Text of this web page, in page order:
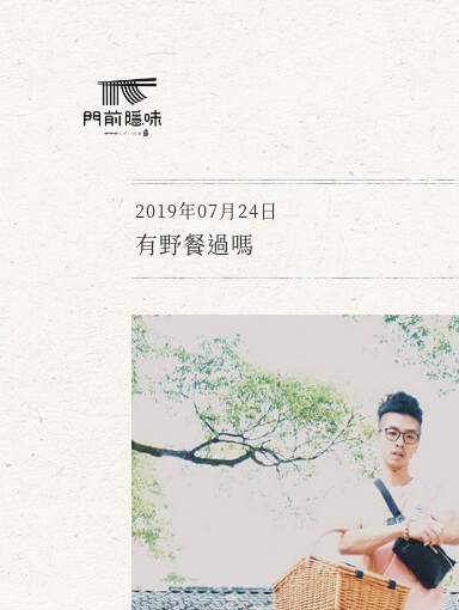
2019年07月24日
有野餐過嗎